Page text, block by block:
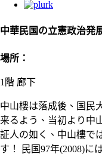
中華民国の立憲政治発
場所：
1階 廊下
中山樓は落成後、国民
来るよう、当初より中
証人の如く、中山樓で
す！ 民国97年(2008)に